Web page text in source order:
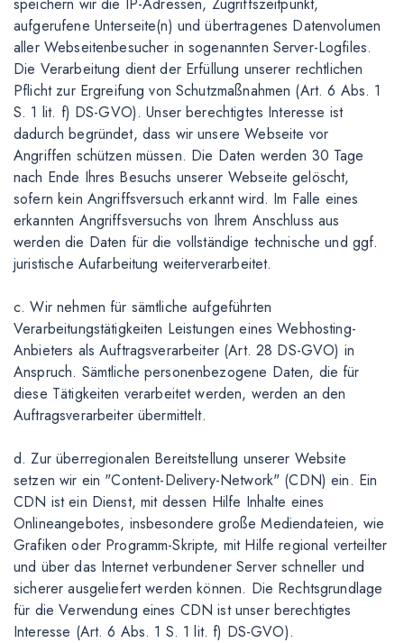
aufgerufene Unterseite(n) und übertragenes Datenvolumen
aller Webseitenbesucher in sogenannten Server-Logfiles.
Die Verarbeitung dient der Erfüllung unserer rechtlichen
Pflicht zur Ergreifung von Schutzmaßnahmen (Art. 6 Abs. 1
S. 1 lit. f) DS-GVO). Unser berechtigtes Interesse ist
dadurch begründet, dass wir unsere Webseite vor
Angriffen schützen müssen. Die Daten werden 30 Tage
nach Ende Ihres Besuchs unserer Webseite gelöscht,
sofern kein Angriffsversuch erkannt wird. Im Falle eines
erkannten Angriffsversuchs von Ihrem Anschluss aus
werden die Daten für die vollständige technische und ggf.
juristische Aufarbeitung weiterverarbeitet.
c. Wir nehmen für sämtliche aufgeführten
Verarbeitungstätigkeiten Leistungen eines Webhosting-
Anbieters als Auftragsverarbeiter (Art. 28 DS-GVO) in
Anspruch. Sämtliche personenbezogene Daten, die für
diese Tätigkeiten verarbeitet werden, werden an den
Auftragsverarbeiter übermittelt.
d. Zur überregionalen Bereitstellung unserer Website
setzen wir ein "Content-Delivery-Network" (CDN) ein. Ein
CDN ist ein Dienst, mit dessen Hilfe Inhalte eines
Onlineangebotes, insbesondere große Mediendateien, wie
Grafiken oder Programm-Skripte, mit Hilfe regional verteilter
und über das Internet verbundener Server schneller und
sicherer ausgeliefert werden können. Die Rechtsgrundlage
für die Verwendung eines CDN ist unser berechtigtes
Interesse (Art. 6 Abs. 1 S. 1 lit. f) DS-GVO).